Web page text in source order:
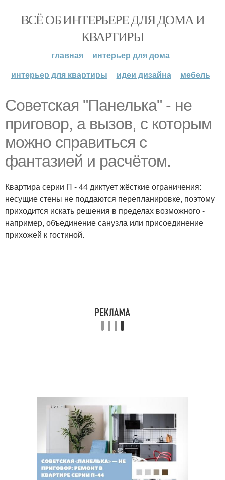
ВСЁ ОБ ИНТЕРЬЕРЕ ДЛЯ ДОМА И
КВАРТИРЫ
главная
интерьер для дома
интерьер для квартиры
идеи дизайна мебель
Советская "Панелька" - не
приговор, а вызов, с которым
можно справиться с
фантазией и расчётом.
Квартира серии П - 44 диктует жёсткие ограничения:
несущие стены не поддаются перепланировке, поэтому
приходится искать решения в пределах возможного -
например, объединение санузла или присоединение
прихожей к гостиной.